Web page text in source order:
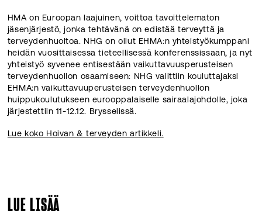
HMA on Euroopan laajuinen, voittoa tavoittelematon
jäsenjärjestö, jonka tehtävänä on edistää terveyttä ja
terveydenhuoltoa. NHG on ollut EHMA:n yhteistyökumppani
heidän vuosittaisessa tieteellisessä konferenssissaan, ja nyt
yhteistyö syvenee entisestään vaikuttavuusperusteisen
terveydenhuollon osaamiseen: NHG valittiin kouluttajaksi
EHMA:n vaikuttavuuperusteisen terveydenhuollon
huippukoulutukseen eurooppalaiselle sairaalajohdolle, joka
järjestettiin 11-12.12. Brysselissä.
Lue koko Hoivan & terveyden artikkeli.
LUE LISÄÄ